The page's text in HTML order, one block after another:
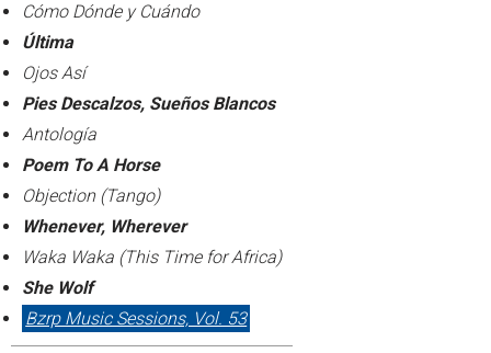
Cómo Dónde y Cuándo
Última
Ojos Así
Pies Descalzos, Sueños Blancos
Antología
Poem To A Horse
Objection (Tango)
Whenever, Wherever
Waka Waka (This Time for Africa)
She Wolf
Bzrp Music Sessions, Vol. 53